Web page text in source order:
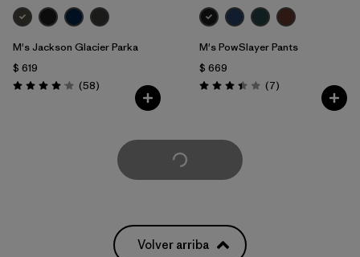
M's Jackson Glacier Parka
$ 619
Valoración: 4.0 / 5
(58Comentarios
)
M's PowSlayer Pants
$ 669
Valoración: 3.4 / 5
(7Comentarios
)
Cargar Más
Volver arriba